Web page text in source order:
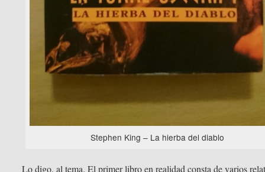
Stephen King – La hierba del diablo
Lo digo, al tema. El primer libro en realidad consta de varios